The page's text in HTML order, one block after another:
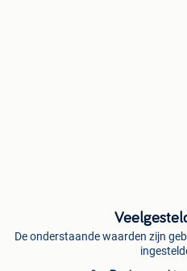
De onderstaande waarden zijn